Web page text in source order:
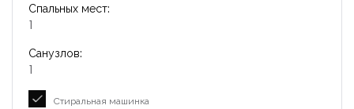
Спальных мест:
1
Санузлов:
1
Стиральная машинка